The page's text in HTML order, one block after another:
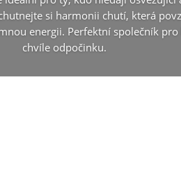
si harmonii chutí, která
energii. Perfektní společník pro
chvíle odpočinku.